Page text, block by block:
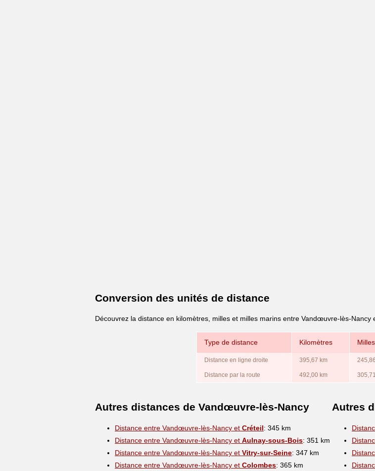
Conversion des unités de distance
Découvrez la distance en kilomètres, milles et milles marins entre Vandœuvre-lès-Nancy
Type de distance Kilomètres Milles
Distance en ligne droite 395,67 km
Distance par la route 492,00 km
Autres distances de Vandœuvre-lès-Nancy
Distance entre Vandœuvre-lès-Nancy et Créteil: 345 km
Distance entre Vandœuvre-lès-Nancy et Aulnay-sous-Bois: 351 km
Distance entre Vandœuvre-lès-Nancy et Vitry-sur-Seine: 347 km
Distance entre Vandœuvre-lès-Nancy et Colombes: 365 km
Autres